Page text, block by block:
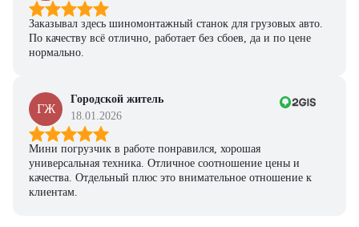
Заказывал здесь шиномонтажный станок для грузовых авто.
По качеству всё отлично, работает без сбоев, да и по цене
нормально.
ГЖ
Городской житель
18.01.2026
Мини погрузчик в работе понравился, хорошая
универсальная техника. Отличное соотношение цены и
качества. Отдельный плюс это внимательное отношение к
клиентам.